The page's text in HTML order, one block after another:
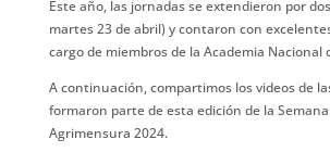
Este año, las jornadas se extendieron por
martes 23 de abril) y contaron con
cargo de miembros de la Academia Nacional
A continuación, compartimos los videos de
formaron parte de esta edición de la
Agrimensura 2024.